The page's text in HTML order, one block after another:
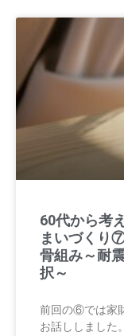
60代から考
まいづくり
骨組み～耐
択～
前回の⑥では家
お話ししました